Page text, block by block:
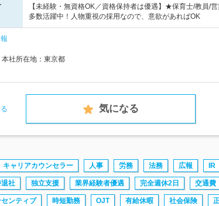
【未経験・無資格OK／資格保持者は優遇】★保育士/教員/
多数活躍中！人物重視の採用なので、意欲があればOK
本社所在地：東京都
気になる
キャリアカウンセラー 人事 労務 法務 広報 IR
退社 独立支援 業界経験者優遇 完全週休2日 交通費
センティブ 時短勤務 OJT 有給休暇 社会保険